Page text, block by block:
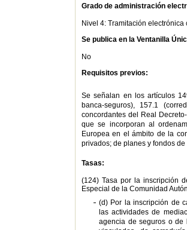
Grado de administración
Nivel 4: Tramitación electrónica
Se publica en la Ventanilla
No
Requisitos previos:
Se señalan en los artículos
banca-seguros), 157.1
concordantes del Real
que se incorporan al
Europea en el ámbito de la
privados; de planes y fondos
Tasas:
(124) Tasa por la inscripción
Especial de la Comunidad
(d) Por la inscripción de
las actividades de
agencia de seguros o de